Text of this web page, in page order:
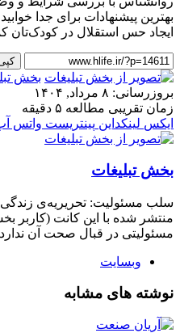
بهترین پیشنهادات برای جدا
ایجاد حس استقلال در کودک‌تان
بخش
بروزرسانی: ۸ مرداد, ۱۴۰۴
زمان تقریبی مطالعه ۵ دقیقه
ایکس لینکداین پینتریست واتس
بخش تبلیغات
سلب‌ مسئولیت: تحریریه‌ی زندگی
منتشر شده با این کانت (کاربر
مسئولیتی در قبال صحت آن ندارد
وبسایت
نوشته های مشابه